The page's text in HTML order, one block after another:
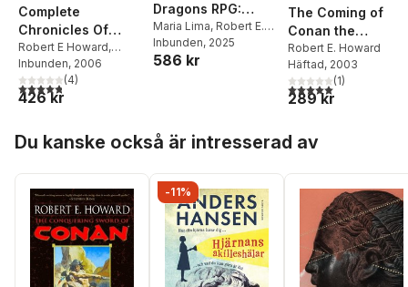
Complete
Chronicles Of
Conan
Robert E Howard,
Stephen Jones
Inbunden, 2006
4,8utav 5 stjärnor. Totalt antal röster:
(4)
426 kr
Dragons RPG:
Monster Manual
Maria Lima, Robert E.
Howard
Inbunden, 2025
586 kr
The Coming of
Conan the
Cimmerian: Book
One
Robert E. Howard
Häftad, 2003
5,0utav 5 stjärnor.
(1)
289 kr
Du kanske också är intresserad av
-11%